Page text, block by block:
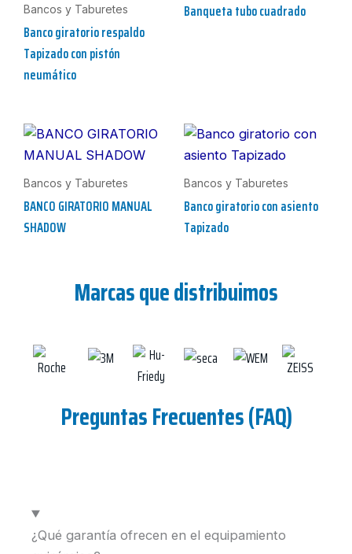
Bancos y Taburetes
Banco giratorio respaldo
Tapizado con pistón
neumático
Banqueta tubo cuadrado
Bancos y Taburetes
BANCO GIRATORIO MANUAL
SHADOW
Bancos y Taburetes
Banco giratorio con asiento
Tapizado
Marcas que distribuimos
Preguntas Frecuentes (FAQ)
¿Qué garantía ofrecen en el equipamiento